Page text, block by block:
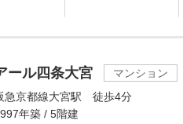
ール四条大宮
マンション
急京都線大宮駅 徒歩4分
年築 / 5階建